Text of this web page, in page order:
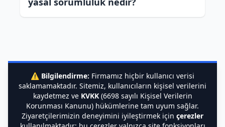
⚠️ Bilgilendirme: Firmamız hiçbir kullanıcı verisi
saklamamaktadır. Sitemiz, kullanıcıların kişisel verilerini
kaydetmez ve KVKK(6698 sayılı Kişisel Verilerin
Korunması Kanunu) hükümlerine tam uyum sağlar.
Ziyaretçilerimizin deneyimini iyileştirmek için çerezler